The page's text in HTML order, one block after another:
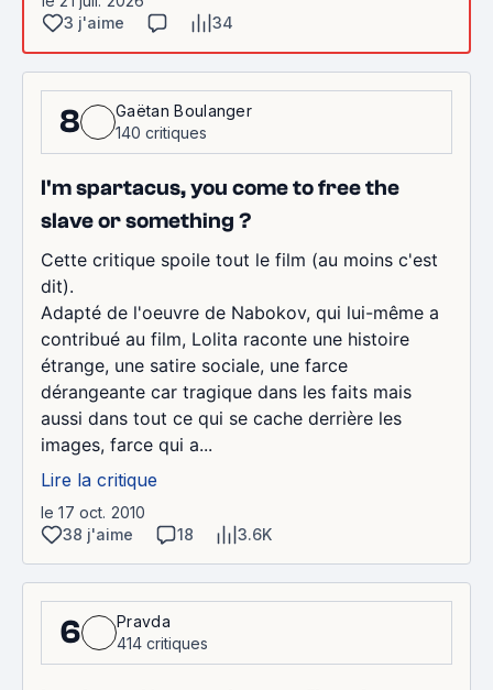
3 j'aime
34
8
Gaëtan Boulanger
140 critiques
I'm spartacus, you come to free the
slave or something ?
Cette critique spoile tout le film (au moins c'est
dit).
Adapté de l'oeuvre de Nabokov, qui lui-même a
contribué au film, Lolita raconte une histoire
étrange, une satire sociale, une farce
dérangeante car tragique dans les faits mais
aussi dans tout ce qui se cache derrière les
images, farce qui a...
Lire la critique
le 17 oct. 2010
38 j'aime
18 3.6K
6
Pravda
414 critiques